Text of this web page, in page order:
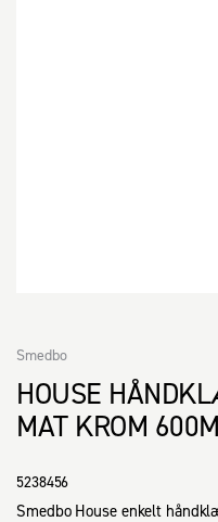
HOUSE
MAT KROM
Smedbo
5238456
Smedbo House enkelt